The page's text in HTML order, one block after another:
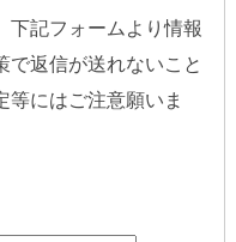
下記フォームより情報
で返信が送れないこと
等にはご注意願いま